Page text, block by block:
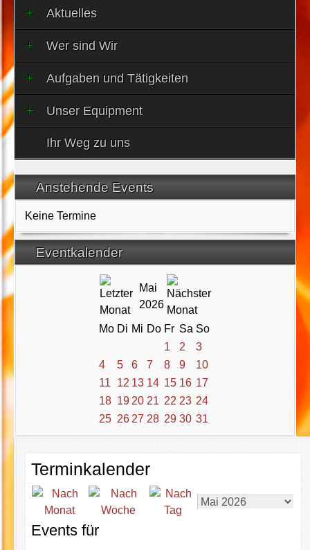
Aktuelles
Wer sind Wir
Aufgaben und Tätigkeiten
Unser Equipment
Ihr Weg zu uns
Anstehende Events
Keine Termine
Eventkalender
Mai
2026
Mo Di Mi Do Fr Sa So
1
2
3
4
5 6 7 8 9
10
11
12 13 14 15 16 17
18 19 20 21 22 23 24
25 26 27 28 29 30 31
Terminkalender
Events für